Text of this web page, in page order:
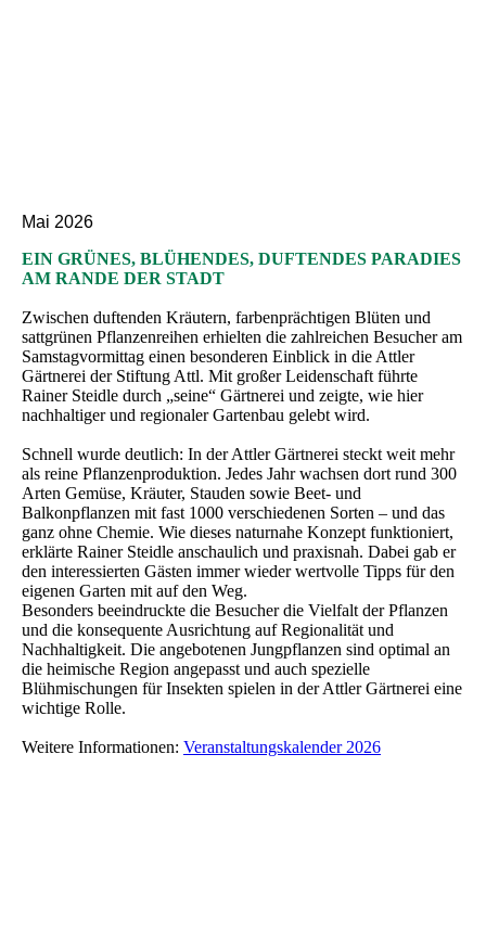
Mai 2026
EIN GRÜNES, BLÜHENDES, DUFTENDES PARADIES
AM RANDE DER STADT
Zwischen duftenden Kräutern, farbenprächtigen Blüten und
sattgrünen Pflanzenreihen erhielten die zahlreichen Besucher am
Samstagvormittag einen besonderen Einblick in die Attler
Gärtnerei der Stiftung Attl. Mit großer Leidenschaft führte
Rainer Steidle durch „seine“ Gärtnerei und zeigte, wie hier
nachhaltiger und regionaler Gartenbau gelebt wird.
Schnell wurde deutlich: In der Attler Gärtnerei steckt weit mehr
als reine Pflanzenproduktion. Jedes Jahr wachsen dort rund 300
Arten Gemüse, Kräuter, Stauden sowie Beet- und
Balkonpflanzen mit fast 1000 verschiedenen Sorten – und das
ganz ohne Chemie. Wie dieses naturnahe Konzept funktioniert,
erklärte Rainer Steidle anschaulich und praxisnah. Dabei gab er
den interessierten Gästen immer wieder wertvolle Tipps für den
eigenen Garten mit auf den Weg.
Besonders beeindruckte die Besucher die Vielfalt der Pflanzen
und die konsequente Ausrichtung auf Regionalität und
Nachhaltigkeit. Die angebotenen Jungpflanzen sind optimal an
die heimische Region angepasst und auch spezielle
Blühmischungen für Insekten spielen in der Attler Gärtnerei eine
wichtige Rolle.
Weitere Informationen: Veranstaltungskalender 2026